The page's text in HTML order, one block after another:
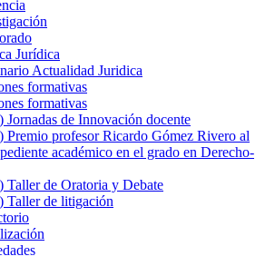
Jurídica
Actualidad Juridica
formativas
formativas
Jornadas de Innovación docente
Premio profesor Ricardo Gómez Rivero al
académico en el grado en Derecho-
Taller de Oratoria y Debate
Taller de litigación